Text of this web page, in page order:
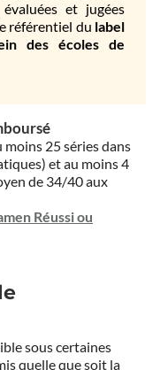
et jugées
référentiel du label
des écoles de
moins 25 séries dans
et au moins 4
de 34/40 aux
Réussi ou
sous certaines
quelle que soit la